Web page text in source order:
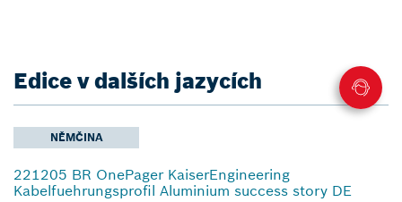
Edice v dalších jazycích
NĚMČINA
221205 BR OnePager KaiserEngineering
Kabelfuehrungsprofil Aluminium success story DE